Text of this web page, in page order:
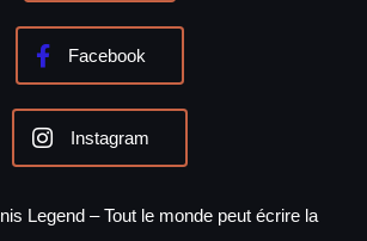
Facebook
Instagram
Legend – Tout le monde peut écrire la